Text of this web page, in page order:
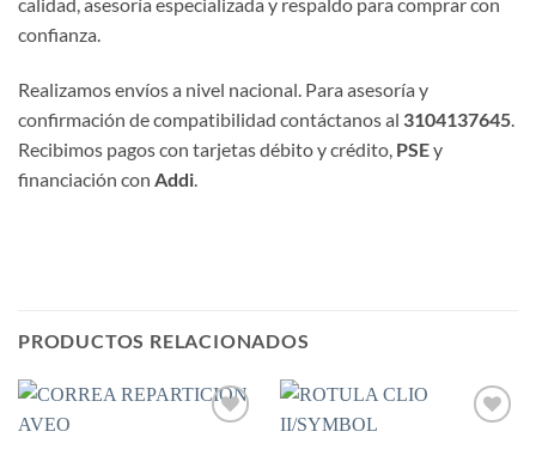
confianza.
Realizamos envíos a nivel nacional. Para asesoría y
confirmación de compatibilidad contáctanos al 3104137645
Recibimos pagos con tarjetas débito y crédito, PSEy
financiación con Addi
PRODUCTOS RELACIONADOS